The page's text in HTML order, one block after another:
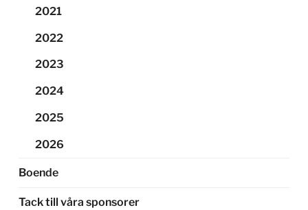
2021
2022
2023
2024
2025
2026
Boende
Tack till våra sponsorer